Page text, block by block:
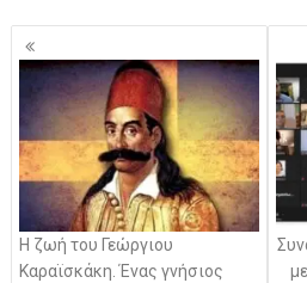
Πλοήγηση
άρθρων
Η ζωή του Γεώργιου
Καραϊσκάκη. Ένας γνήσιος